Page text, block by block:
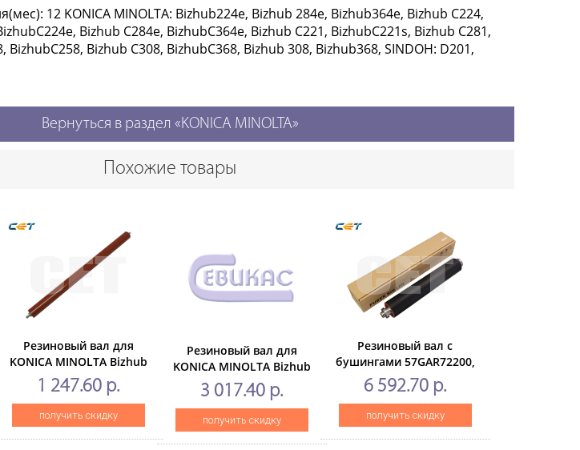
12 KONICA MINOLTA: Bizhub224e, Bizhub 284e, Bizhub364e, Bizhub C224,
Bizhub C284e, BizhubC364e, Bizhub C221, BizhubC221s, Bizhub C281,
BizhubC258, Bizhub C308, BizhubC368, Bizhub 308, Bizhub368, SINDOH: D201,
Вернуться в раздел «KONICA MINOLTA»
Похожие товары
Резиновый вал для
KONICA MINOLTA Bizhub
164/184 (CET),CET6520
1 247.60 р.
получить скидку
Резиновый вал для
KONICA MINOLTA Bizhub
223/283/363/423(CET),
CET7076U
3 017.40 р.
получить скидку
Резиновый вал с
бушингами 57GAR72200,
57GA-5280 дляKONICA
MINOLTA Bizhub Pro
920/950 (CET), CET7093
6 592.70 р.
получить скидку